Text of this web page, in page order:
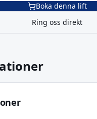
Boka denna lift
Ring oss direkt